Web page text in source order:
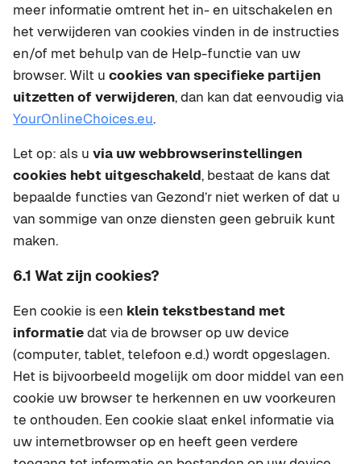
meer informatie omtrent het in- en uitschakelen en
het verwijderen van cookies vinden in de instructies
en/of met behulp van de Help-functie van uw
browser. Wilt u cookies van specifieke partijen
uitzetten of verwijderen, dan kan dat eenvoudig via
YourOnlineChoices.eu.
Let op: als u via uw webbrowserinstellingen
cookies hebt uitgeschakeld, bestaat de kans dat
bepaalde functies van Gezond’r niet werken of dat u
van sommige van onze diensten geen gebruik kunt
maken.
6.1 Wat zijn cookies?
Een cookie is een klein tekstbestand met
informatiedat via de browser op uw device
(computer, tablet, telefoon e.d.) wordt opgeslagen.
Het is bijvoorbeeld mogelijk om door middel van een
cookie uw browser te herkennen en uw voorkeuren
te onthouden. Een cookie slaat enkel informatie via
uw internetbrowser op en heeft geen verdere